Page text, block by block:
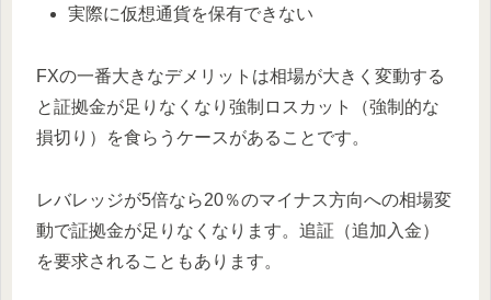
実際に仮想通貨を保有できない
FXの一番大きなデメリットは相場が大きく変動する
と証拠金が足りなくなり強制ロスカット（強制的な
損切り）を食らうケースがあることです。
レバレッジが5倍なら20％のマイナス方向への相場変
動で証拠金が足りなくなります。追証（追加入金）
を要求されることもあります。